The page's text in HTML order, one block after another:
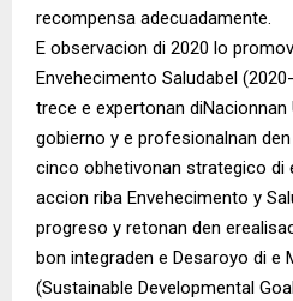
recompensa adecuadamente.
E observacion di 2020 lo
Envehecimento Saludabel
trece e expertonan diNacionnan
gobierno y e profesionalnan
cinco obhetivonan strategico di
accion riba Envehecimento y
progreso y retonan den
bon integraden e Desaroyo di e
(Sustainable Developmental